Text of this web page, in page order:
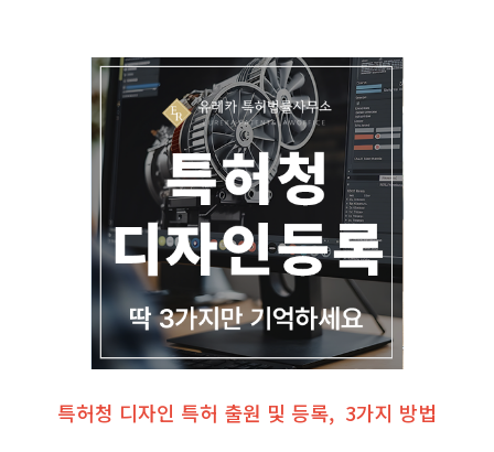
특허청 디자인 특허 출원 및 등록, 3가지 방법